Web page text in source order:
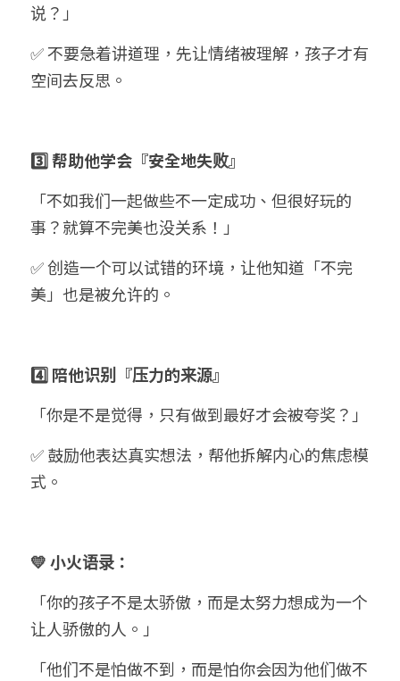
说？」
✅ 不要急着讲道理，先让情绪被理解，孩子才有
空间去反思。
3️⃣ 帮助他学会『安全地失败』
「不如我们一起做些不一定成功、但很好玩的
事？就算不完美也没关系！」
✅ 创造一个可以试错的环境，让他知道「不完
美」也是被允许的。
4️⃣ 陪他识别『压力的来源』
「你是不是觉得，只有做到最好才会被夸奖？」
✅ 鼓励他表达真实想法，帮他拆解内心的焦虑模
式。
💛 小火语录：
「你的孩子不是太骄傲，而是太努力想成为一个
让人骄傲的人。」
「他们不是怕做不到，而是怕你会因为他们做不